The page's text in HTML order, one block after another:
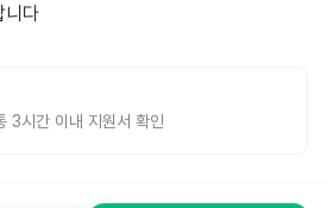
니다
3시간 이내 지원서 확인